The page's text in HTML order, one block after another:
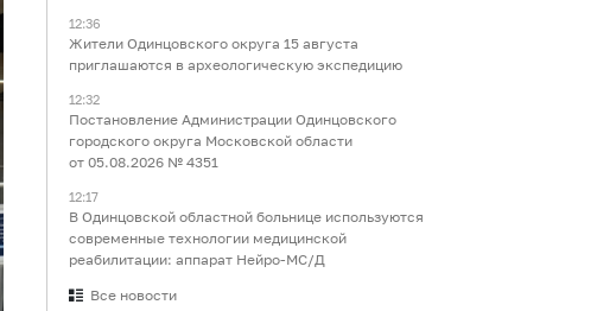
12:36
Жители Одинцовского округа 15 августа
приглашаются в археологическую экспедицию
12:32
Постановление Администрации Одинцовского
городского округа Московской области
от 05.08.2026 № 4351
12:17
В Одинцовской областной больнице используются
современные технологии медицинской
реабилитации: аппарат Нейро-МС/Д
Все новости